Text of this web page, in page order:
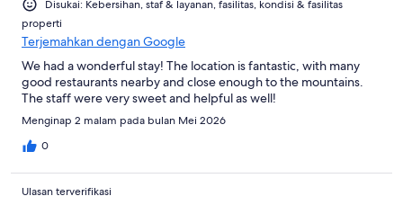
Disukai: Kebersihan, staf & layanan, fasilitas, kondisi & fasilitas
properti
Terjemahkan dengan Google
We had a wonderful stay! The location is fantastic, with many
good restaurants nearby and close enough to the mountains.
The staff were very sweet and helpful as well!
Menginap 2 malam pada bulan Mei 2026
0
Ulasan terverifikasi